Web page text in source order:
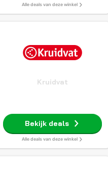
Alle deals van deze winkel
Kruidvat
Bekijk deals
Alle deals van deze winkel